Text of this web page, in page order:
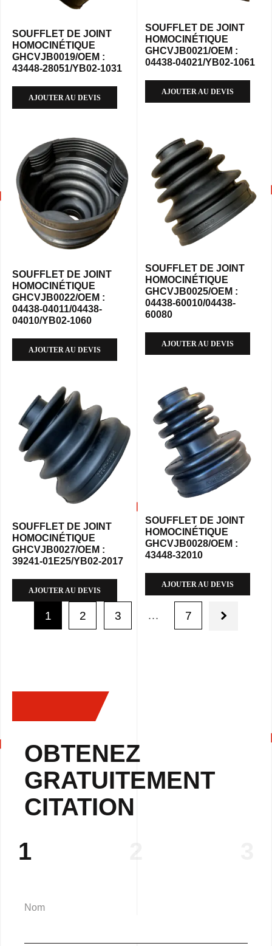
SOUFFLET DE JOINT
HOMOCINÉTIQUE
GHCVJB0019/OEM :
43448-28051/YB02-1031
AJOUTER AU DEVIS
SOUFFLET DE JOINT
HOMOCINÉTIQUE
GHCVJB0021/OEM :
04438-04021/YB02-1061
AJOUTER AU DEVIS
SOUFFLET DE JOINT
HOMOCINÉTIQUE
GHCVJB0022/OEM :
04438-04011/04438-
04010/YB02-1060
AJOUTER AU DEVIS
SOUFFLET DE JOINT
HOMOCINÉTIQUE
GHCVJB0025/OEM :
04438-60010/04438-
60080
AJOUTER AU DEVIS
SOUFFLET DE JOINT
HOMOCINÉTIQUE
GHCVJB0027/OEM :
39241-01E25/YB02-2017
AJOUTER AU DEVIS
SOUFFLET DE JOINT
HOMOCINÉTIQUE
GHCVJB0028/OEM :
43448-32010
AJOUTER AU DEVIS
1 2 3 … 7
OBTENEZ
GRATUITEMENT
CITATION
1
2 3
Nom